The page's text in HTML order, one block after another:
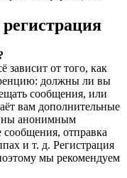
зависит от того, как
должны ли вы
сообщения, или
вам дополнительные
анонимным
сообщения, отправка
и т. д. Регистрация
мы рекомендуем